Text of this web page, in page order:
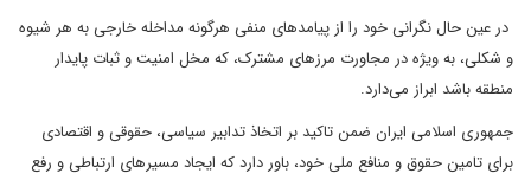
در عین حال نگرانی خود را از پیامدهای منفی هرگونه مداخله خارجی به هر شیوه
و شکلی، به ویژه در مجاورت مرزهای مشترک، که مخل امنیت و ثبات پایدار
منطقه باشد ابراز می‌دارد.
جمهوری اسلامی ایران ضمن تاکید بر اتخاذ تدابیر سیاسی، حقوقی و اقتصادی
برای تامین حقوق و منافع ملی خود، باور دارد که ایجاد مسیرهای ارتباطی و رفع